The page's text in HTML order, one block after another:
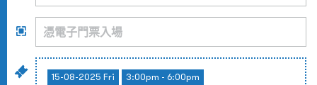
15-08-2025 Fri 3:00pm - 6:00pm